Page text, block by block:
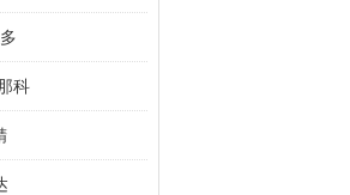
科